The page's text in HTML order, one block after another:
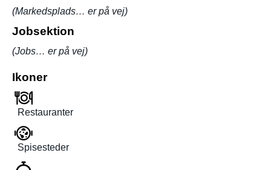
(Markedsplads… er på vej)
Jobsektion
(Jobs… er på vej)
Ikoner
Restauranter
Spisesteder